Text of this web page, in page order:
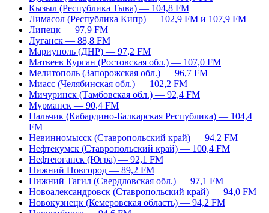
Кызыл (Республика Тыва) — 104,8 FM
Лимасол (Республика Кипр) — 102,9 FM и 107,9 FM
Липецк — 97,9 FM
Луганск — 88,8 FM
Мариуполь (ДНР) — 97,2 FM
Матвеев Курган (Ростовская обл.) — 107,0 FM
Мелитополь (Запорожская обл.) — 96,7 FM
Миасс (Челябинская обл.) — 102,2 FM
Мичуринск (Тамбовская обл.) — 92,4 FM
Мурманск — 90,4 FM
Нальчик (Кабардино-Балкарская Республика) — 104,4
FM
Невинномысск (Ставропольский край) — 94,2 FM
Нефтекумск (Ставропольский край) — 100,4 FM
Нефтеюганск (Югра) — 92,1 FM
Нижний Новгород — 89,2 FM
Нижний Тагил (Свердловская обл.) — 97,1 FM
Новоалександровск (Ставропольский край) — 94,0 FM
Новокузнецк (Кемеровская область) — 94,2 FM